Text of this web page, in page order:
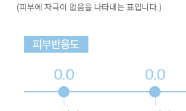
(피부에 자극이 없음을 나타내는 표입니다.)